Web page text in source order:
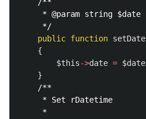
     * @param string $date
     */
public function setDate
{
$this->date = $date
}
/**
     * Set rDatetime
     *